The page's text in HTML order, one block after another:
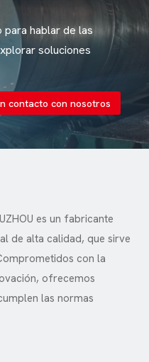
para hablar de las
soluciones
contacto con nosotros
es un fabricante
de alta calidad, que sirve
con la
ofrecemos
las normas